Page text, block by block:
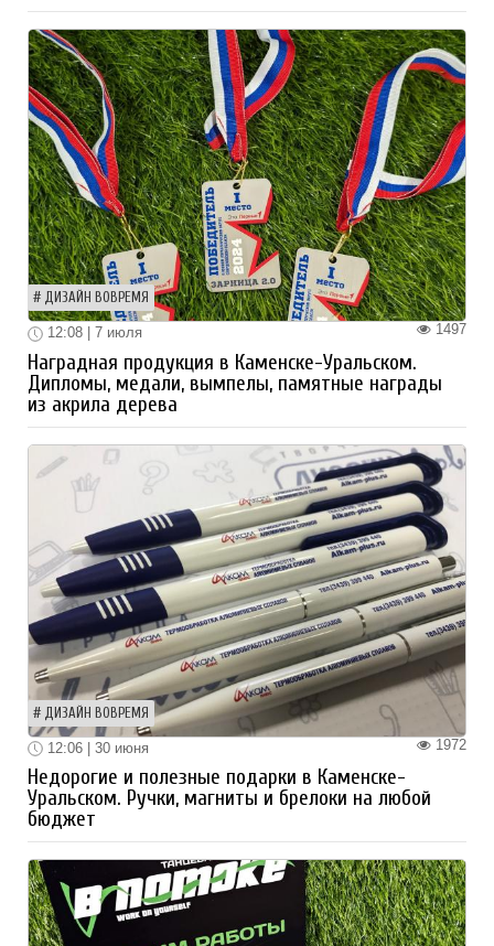
ДИЗАЙН ВОВРЕМЯ
1497
12:08 | 7 июля
Наградная продукция в Каменске-Уральском.
Дипломы, медали, вымпелы, памятные награды
из акрила дерева
ДИЗАЙН ВОВРЕМЯ
1972
12:06 | 30 июня
Недорогие и полезные подарки в Каменске-
Уральском. Ручки, магниты и брелоки на любой
бюджет